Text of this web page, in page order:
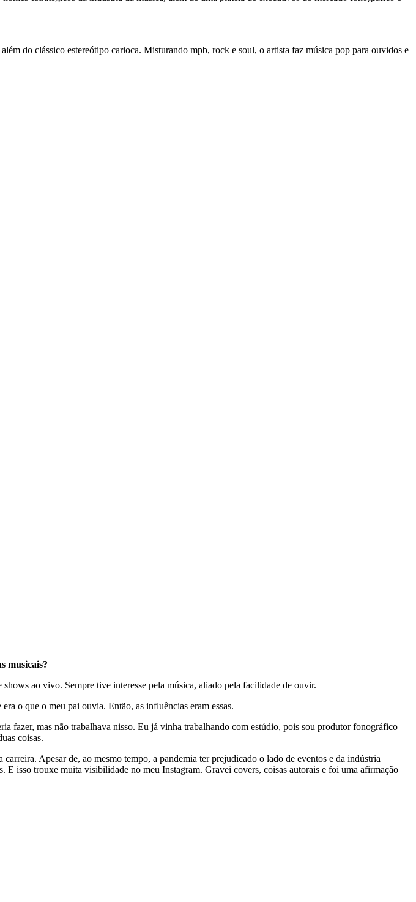
do clássico estereótipo carioca. Misturando mpb, rock e soul, o artista faz música pop para ouvidos e
musicais?
ao vivo. Sempre tive interesse pela música, aliado pela facilidade de ouvir.
o que o meu pai ouvia. Então, as influências eram essas.
fazer, mas não trabalhava nisso. Eu já vinha trabalhando com estúdio, pois sou produtor fonográfico
coisas.
Apesar de, ao mesmo tempo, a pandemia ter prejudicado o lado de eventos e da indústria
isso trouxe muita visibilidade no meu Instagram. Gravei covers, coisas autorais e foi uma afirmação